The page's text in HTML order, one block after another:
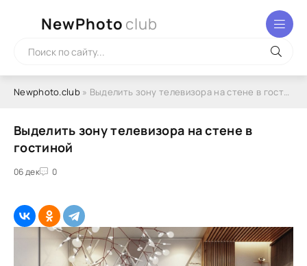
NewPhoto club
Newphoto.club» Выделить зону телевизора на стене в гостиной
Выделить зону телевизора на стене в
гостиной
06 дек 0